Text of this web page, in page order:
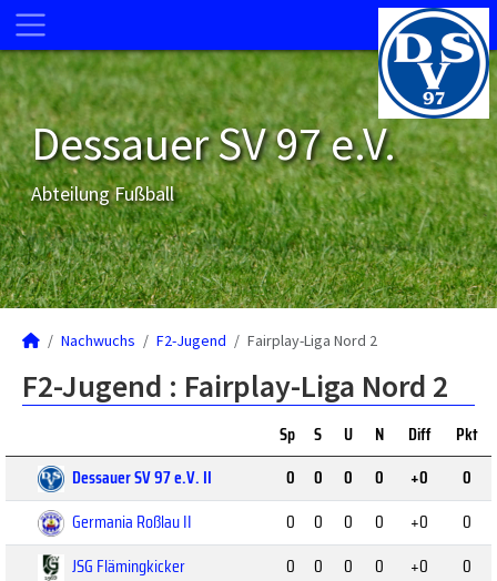
Dessauer SV 97 e.V.
Abteilung Fußball
Nachwuchs F2-Jugend Fairplay-Liga Nord 2
F2-Jugend : Fairplay-Liga Nord 2
Sp S U N Diff
Pkt
Dessauer SV 97 e.V. II
0 0 0 0 +0
0
Germania Roßlau II
0 0 0 0 +0
0
JSG Flämingkicker
0 0 0 0 +0
0